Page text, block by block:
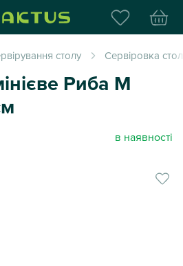
Інтернет-магазин
столу Сервіровка
Риба М
в наявності